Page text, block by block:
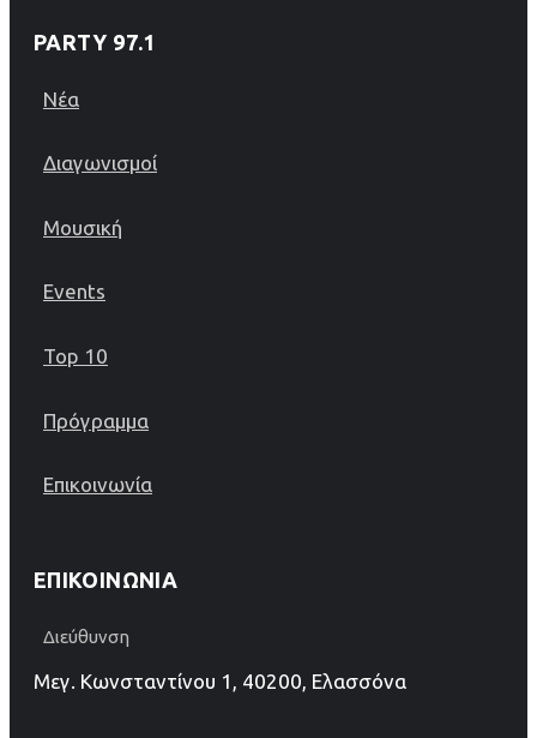
PARTY 97.1
Νέα
Διαγωνισμοί
Μουσική
Events
Top 10
Πρόγραμμα
Επικοινωνία
ΕΠΙΚΟΙΝΩΝΊΑ
Διεύθυνση
Μεγ. Κωνσταντίνου 1, 40200, Ελασσόνα